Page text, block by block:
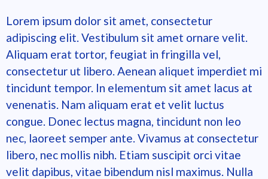
Lorem ipsum dolor sit amet, consectetur
adipiscing elit. Vestibulum sit amet ornare velit.
Aliquam erat tortor, feugiat in fringilla vel,
consectetur ut libero. Aenean aliquet imperdiet mi
tincidunt tempor. In elementum sit amet lacus at
venenatis. Nam aliquam erat et velit luctus
congue. Donec lectus magna, tincidunt non leo
nec, laoreet semper ante. Vivamus at consectetur
libero, nec mollis nibh. Etiam suscipit orci vitae
velit dapibus, vitae bibendum nisl maximus. Nulla